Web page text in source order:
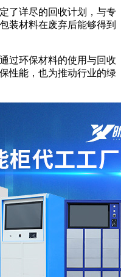
详尽的回收计划，与专
装材料在废弃后能够得到
通过环保材料的使用与回收
性能，也为推动行业的绿